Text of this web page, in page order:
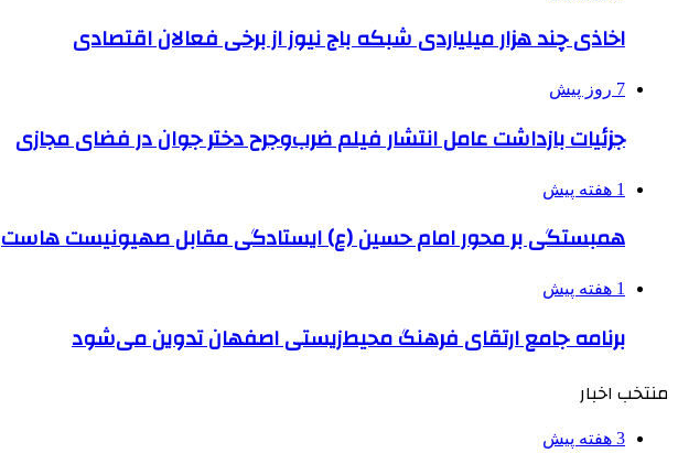
اخاذی چند هزار میلیاردی شبکه باج نیوز از برخی فعالان اقتصادی
7 روز پیش
جزئیات بازداشت عامل انتشار فیلم ضرب‌وجرح دختر جوان در فضای مجازی
1 هفته پیش
همبستگی بر محور امام حسین (ع) ایستادگی مقابل صهیونیست هاست
1 هفته پیش
برنامه جامع ارتقای فرهنگ محیط‌زیستی اصفهان تدوین می‌شود
منتخب اخبار
3 هفته پیش